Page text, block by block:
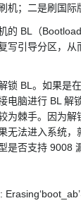
机；二是刷国际
的 BL（
写引导分区，从
锁 BL。如果是
电脑进行 BL 解
为棘手。因为解
无法进入系统，
是否支持 9008